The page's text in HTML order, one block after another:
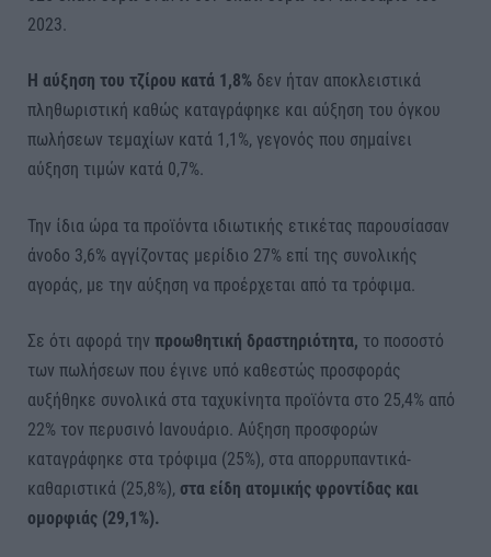
2023.
Η αύξηση του τζίρου κατά 1,8% δεν ήταν αποκλειστικά
πληθωριστική καθώς καταγράφηκε και αύξηση του όγκου
πωλήσεων τεμαχίων κατά 1,1%, γεγονός που σημαίνει
αύξηση τιμών κατά 0,7%.
Την ίδια ώρα τα προϊόντα ιδιωτικής ετικέτας παρουσίασαν
άνοδο 3,6% αγγίζοντας μερίδιο 27% επί της συνολικής
αγοράς, με την αύξηση να προέρχεται από τα τρόφιμα.
Σε ότι αφορά την προωθητική δραστηριότητα, το ποσοστό
των πωλήσεων που έγινε υπό καθεστώς προσφοράς
αυξήθηκε συνολικά στα ταχυκίνητα προϊόντα στο 25,4% από
22% τον περυσινό Ιανουάριο. Αύξηση προσφορών
καταγράφηκε στα τρόφιμα (25%), στα απορρυπαντικά-
καθαριστικά (25,8%), στα είδη ατομικής φροντίδας και
ομορφιάς (29,1%).